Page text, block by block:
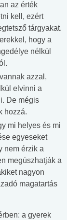
az érték
kell, ezért
tárgyakat.
hogy a
nélkül
azzal,
elvinni a
De mégis
hozzá.
mi helyes és mi
egyeseket
nem érzik a
megúszhatják a
nagyon
magatartás
a gyerek